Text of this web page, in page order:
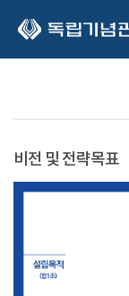
비전 및 전략목표